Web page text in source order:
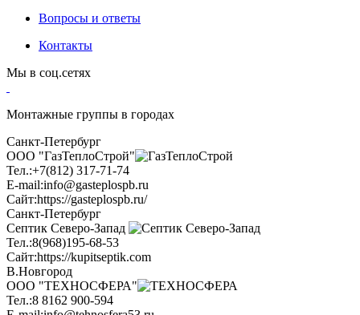
Вопросы и ответы
Контакты
Мы в соц.сетях
Монтажные группы в городах
Санкт-Петербург
ООО "ГазТеплоСтрой"
Тел.:+7(812) 317-71-74
E-mail:info@gasteplospb.ru
Сайт:https://gasteplospb.ru/
Санкт-Петербург
Септик Северо-Запад
Тел.:8(968)195-68-53
Сайт:https://kupitseptik.com
В.Новгород
ООО "ТЕХНОСФЕРА"
Тел.:8 8162 900-594